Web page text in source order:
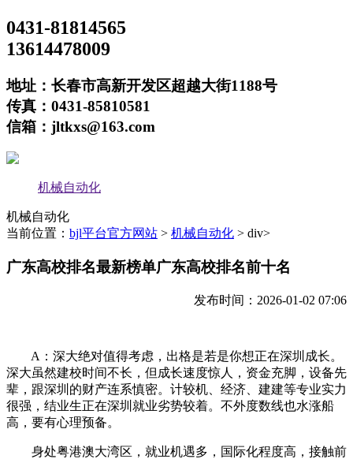
0431-81814565
13614478009
地址：长春市高新开发区超越大街1188号
传真：0431-85810581
信箱：jltkxs@163.com
机械自动化
机械自动化
当前位置： bjl平台官方网站 > 机械自动化 > div>
广东高校排名最新榜单广东高校排名前十名
发布时间：2026-01-02 07:06
A：深大绝对值得考虑，出格是若是你想正在深圳成长。
深大虽然建校时间不长，但成长速度惊人，资金充脚，设备先
辈，跟深圳的财产连系慎密。计较机、经济、建建等专业实力
很强，结业生正在深圳就业劣势较着。不外度数线也水涨船
高，要有心理预备。
身处粤港澳大湾区，就业机遇多，国际化程度高，接触前